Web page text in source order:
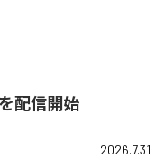
配信開始
2026.7.31